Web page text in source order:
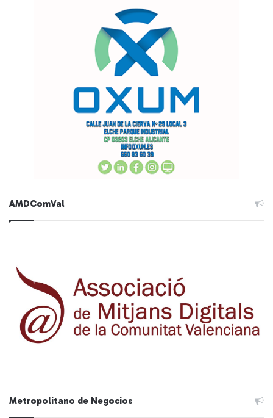
AMDComVal
Metropolitano de Negocios